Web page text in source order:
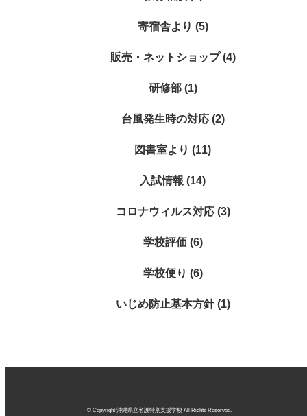
寄宿舎より (5)
販売・ネットショップ (4)
研修部 (1)
台風発生時の対応 (2)
図書室より (11)
入試情報 (14)
コロナウィルス対応 (3)
学校評価 (6)
学校便り (6)
いじめ防止基本方針 (1)
© Copyright 沖縄県立名護特別支援学校 All Rights Reserved.